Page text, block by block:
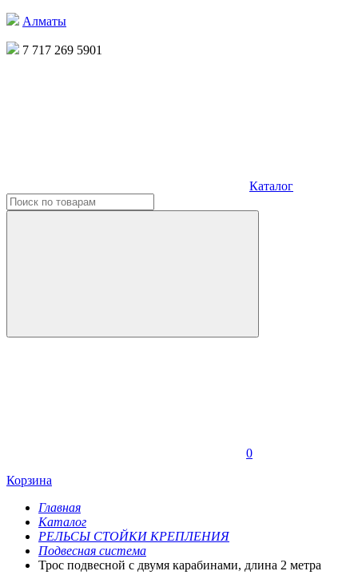
Алматы
7 717 269 5901
Каталог
0
Корзина
Главная
Каталог
РЕЛЬСЫ СТОЙКИ КРЕПЛЕНИЯ
Подвесная система
Трос подвесной с двумя карабинами, длина 2 метра